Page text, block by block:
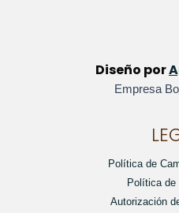
Diseño por
Empresa
Política de
Política de
Autorización